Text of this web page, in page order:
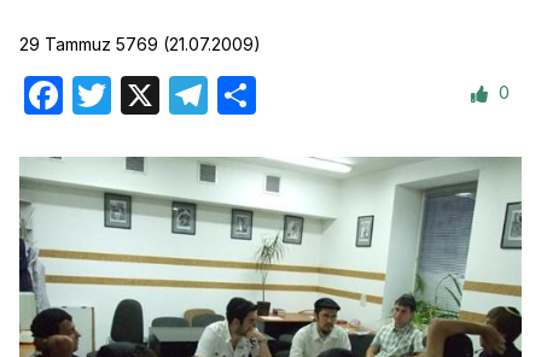
29 Tammuz 5769 (21.07.2009)
Facebook
Twitter Telegram 0